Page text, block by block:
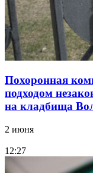
Похоронная
подходом
на кладбища
2 июня
12:27